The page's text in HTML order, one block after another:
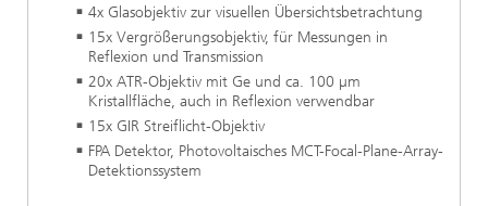
4x Glasobjektiv zur visuellen Übersichtsbetrachtung
15x Vergrößerungsobjektiv, für Messungen in
Reflexion und Transmission
20x ATR-Objektiv mit Ge und ca. 100 µm
Kristallfläche, auch in Reflexion verwendbar
15x GIR Streiflicht-Objektiv
FPA Detektor, Photovoltaisches MCT-Focal-Plane-Array-
Detektionssystem